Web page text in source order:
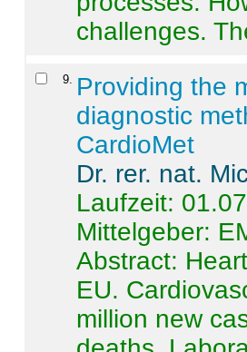
challenges.
9
Providing the
diagnostic
CardioMet
Dr. rer. nat.
Laufzeit:
Mittelgeber:
Abstract:
EU.
million new